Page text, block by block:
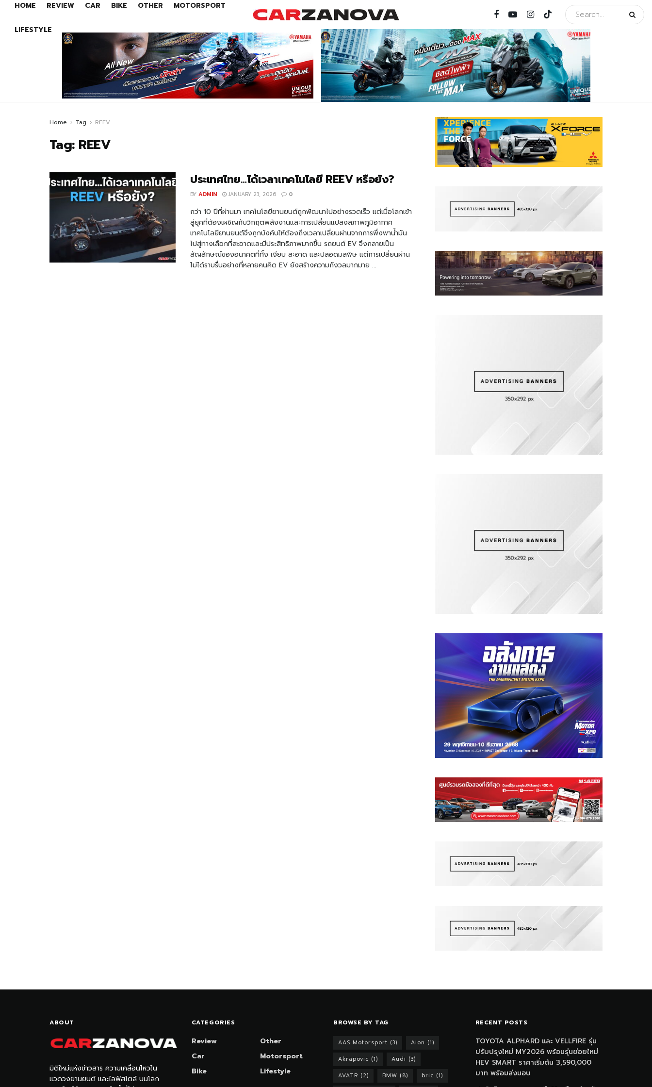
HOME REVIEW CAR BIKE OTHER MOTORSPORT
LIFESTYLE
Home Tag REEV
Tag: REEV
ประเทศไทย…ได้เวลาเทคโนโลยี REEV หรือยัง?
BY ADMIN JANUARY 23, 2026 0
กว่า 10 ปีที่ผ่านมา เทคโนโลยียานยนต์ถูกพัฒนาไปอย่างรวดเร็ว แต่เมื่อโลกเข้า
สู่ยุคที่ต้องเผชิญกับวิกฤตพลังงานและการเปลี่ยนแปลงสภาพภูมิอากาศ
เทคโนโลยียานยนต์จึงถูกบังคับให้ต้องถึงเวลาเปลี่ยนผ่านจากการพึ่งพาน้ำมัน
ไปสู่ทางเลือกที่สะอาดและมีประสิทธิภาพมากขึ้น รถยนต์ EV จึงกลายเป็น
สัญลักษณ์ของอนาคตที่ทั้ง เงียบ สะอาด และปลอดมลพิษ แต่การเปลี่ยนผ่าน
ไม่ได้ราบรื่นอย่างที่หลายคนคิด EV ยังสร้างความกังวลมากมาย ...
ABOUT
มิติใหม่แห่งข่าวสาร ความเคลื่อนไหวใน
แวดวงยานยนต์ และไลฟ์สไตล์ บนโลก
CATEGORIES
Review
Car
Bike
Other
Motorsport
Lifestyle
BROWSE BY TAG
AAS Motorsport (3) Aion (1)
Akrapovic (1) Audi (3)
AVATR (2) BMW (8) bric (1)
RECENT POSTS
TOYOTA ALPHARD และ VELLFIRE รุ่น
ปรับปรุงใหม่ MY2026 พร้อมรุ่นย่อยใหม่
HEV SMART ราคาเริ่มต้น 3,590,000
บาท พร้อมส่งมอบ